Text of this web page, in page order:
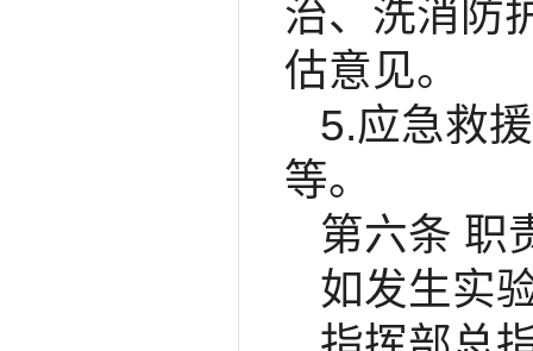
治、洗消防
估意见。
5.应急救
等。
第六条 职
如发生实